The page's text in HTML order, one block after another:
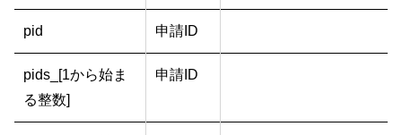
pid 申請ID
pids_[1から始ま
る整数]
申請ID